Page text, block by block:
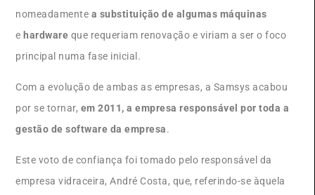
nomeadamente a substituição de algumas máquinas
e hardware que requeriam renovação e viriam a ser o foco
principal numa fase inicial.
Com a evolução de ambas as empresas, a Samsys acabou
por se tornar, em 2011, a empresa responsável por toda a
gestão de software da empresa.
Este voto de confiança foi tomado pelo responsável da
empresa vidraceira, André Costa, que, referindo-se àquela